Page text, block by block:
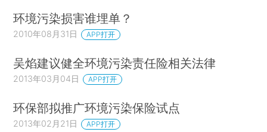
环境污染损害谁埋单？
2010年08月31日 APP打开
吴焰建议健全环境污染责任险相关法律
2013年03月04日 APP打开
环保部拟推广环境污染保险试点
2013年02月21日 APP打开